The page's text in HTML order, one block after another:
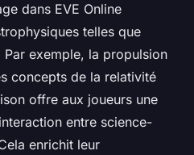
dans EVE Online
telles que
Par exemple, la propulsion
concepts de la relativité
offre aux joueurs une
entre science-
enrichit leur